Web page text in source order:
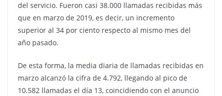
del servicio. Fueron casi 38.000 llamadas recibidas más
que en marzo de 2019, es decir, un incremento
superior al 34 por ciento respecto al mismo mes del
año pasado.
De esta forma, la media diaria de llamadas recibidas en
marzo alcanzó la cifra de 4.792, llegando al pico de
10.582 llamadas el día 13, coincidiendo con el anuncio